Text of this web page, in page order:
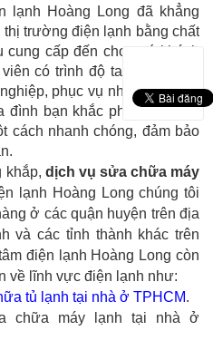
lạnh Hoàng Long đã khẳng
trường điện lạnh bằng chất
cấp đến cho quý khách
có trình độ tay nghề cao,
phục vụ nhiệt tình, chu
đình bạn khắc phục và xử lý
cách nhanh chóng, đảm bảo
khắp, dịch vụ sửa chữa máy
lạnh Hoàng Long chúng tôi
ở các quận huyện trên địa
và các tỉnh thành khác trên
điện lạnh Hoàng Long còn
về lĩnh vực điện lạnh như:
tủ lạnh tại nhà ở TPHCM.
chữa máy lạnh tại nhà ở